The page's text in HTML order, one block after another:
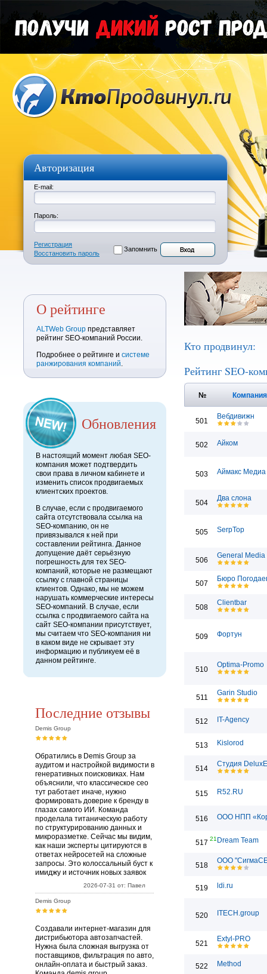
Авторизация
E-mail:
Пароль:
Регистрация
Восстановить пароль
Запомнить
О рейтинге
ALTWeb Group представляет
рейтинг SEO-компаний России.
Подробнее о рейтинге и системе
ранжирования компаний.
Обновления
В настоящий момент любая SEO-
компания может подтвердить
свои права в личном кабинете и
изменить список продвигаемых
клиентских проектов.
В случае, если с продвигаемого
сайта отсутствовала ссылка на
SEO-компанию, он не
привязывался к ней при
составлении рейтинга. Данное
допущение даёт серьёзную
погрешность для тех SEO-
компаний, которые не размещают
ссылку с главной страницы
клиентов. Однако, мы не можем
нарушать коммерческие интересы
SEO-компаний. В случае, если
ссылка с продвигаемого сайта на
сайт SEO-компании присутствует,
мы считаем что SEO-компания ни
в каком виде не скрывает эту
информацию и публикуем её в
данном рейтинге.
Последние отзывы
Demis Group
Обратились в Demis Group за
аудитом и настройкой видимости в
генеративных поисковиках. Нам
объяснили, что классическое сео
тут работает иначе, нужно
формировать доверие к бренду в
глазах самого ИИ. Команда
проделала титаническую работу
по структурированию данных и
микроразметке. Сейчас мы видим,
как наши эксперты цитируются в
ответах нейросетей на сложные
запросы. Это колоссальный буст к
имиджу и источник новых заявок
2026-07-31 от: Павел
Demis Group
Создавали интернет-магазин для
дистрибьютора автозапчастей.
Нужна была сложная выгрузка от
поставщиков, фильтрация по авто,
онлайн-оплата и быстрый заказ.
Кто продвинул:
Рейтинг SEO-
№
501
Вебдивижн
502 Айком
503 Аймакс Медиа
504
Два слона
505 SerpTop
506
General Media
507
Бюро
508
Clientbar
509 Фортун
510
Optima-Promo
511
Garin Studio
512 IT-Agency
513 Kislorod
514
Студия DeluxE
515 R52.RU
516 ООО НПП
517 21 Dream Team
518
ООО
519 ldi.ru
520 ITECH.group
521
Extyl-PRO
522 Method